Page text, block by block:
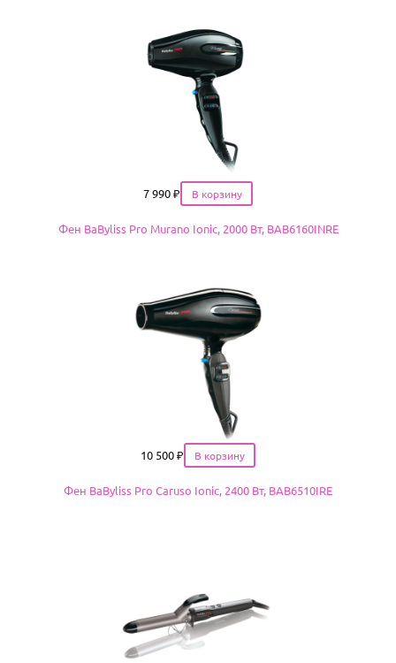
Цена
7 990 ₽
Фен BaByliss Pro Murano Ionic, 2000 Вт, BAB6160INRE
Цена
10 500₽
Фен BaByliss Pro Caruso Ionic, 2400 Вт, BAB6510IRE